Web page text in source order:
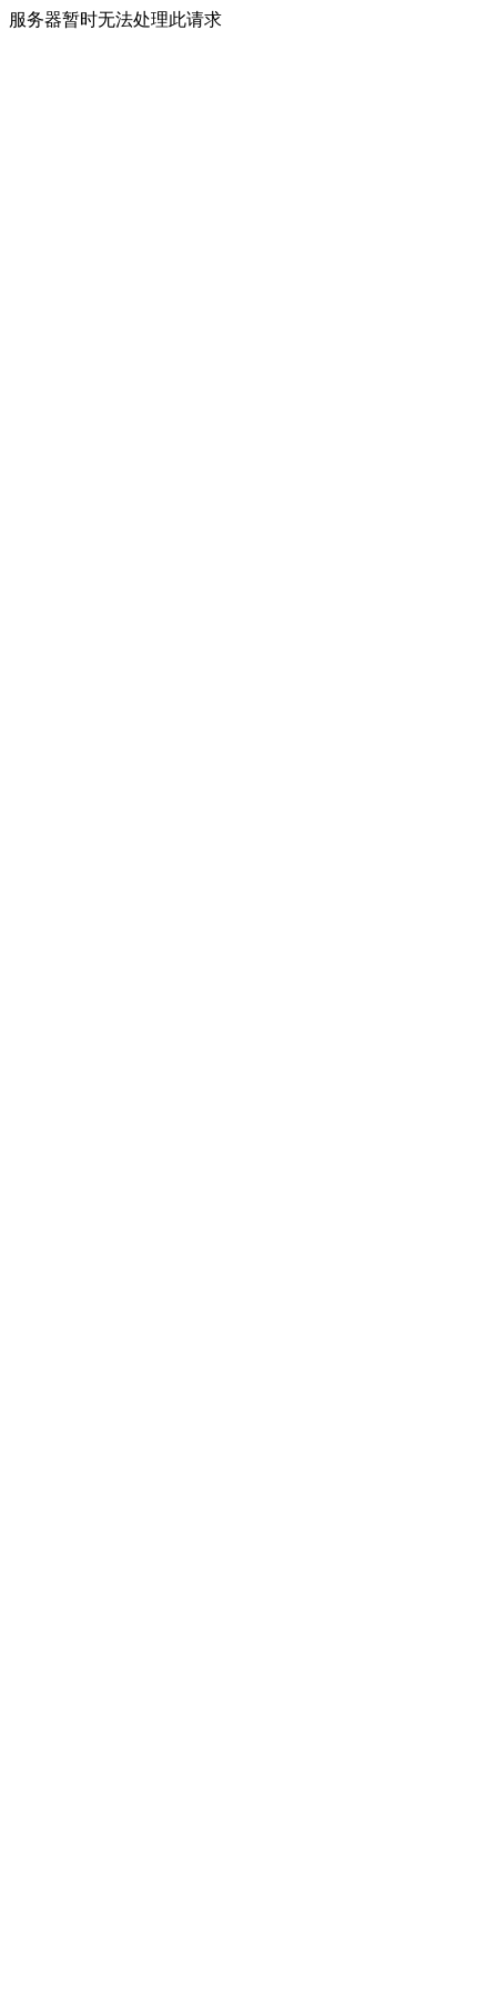
服务器暂时无法处理此请求